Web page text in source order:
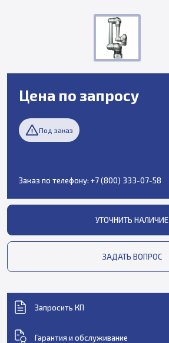
Цена по запросу
Под заказ
Заказ по телефону: +7 (800) 333-07-58
УТОЧНИТЬ НАЛИЧИЕ
ЗАДАТЬ ВОПРОС
Запросить КП
Гарантия и обслуживание